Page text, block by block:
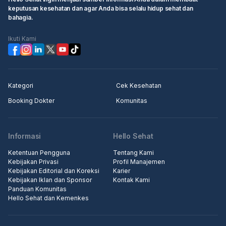
keputusan kesehatan dan agar Anda bisa selalu hidup sehat dan
bahagia.
Ikuti Kami
Kategori
Cek Kesehatan
Booking Dokter
Komunitas
Informasi
Ketentuan Pengguna
Kebijakan Privasi
Kebijakan Editorial dan Koreksi
Kebijakan Iklan dan Sponsor
Panduan Komunitas
Hello Sehat dan Kemenkes
Hello Sehat
Tentang Kami
Profil Manajemen
Karier
Kontak Kami